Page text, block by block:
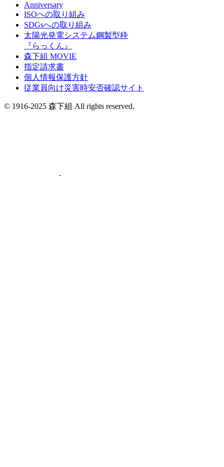
Anniversary
ISOへの取り組み
SDGsへの取り組み
太陽光発電システム鋼製型枠
『らっくん』
森下組 MOVIE
指定請求書
個人情報保護方針
従業員向け災害時安否確認サイト
© 1916-2025 森下組 All rights reserved.